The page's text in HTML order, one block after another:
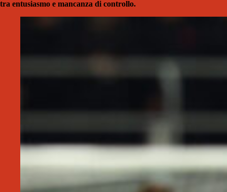
tra entusiasmo e mancanza di controllo.